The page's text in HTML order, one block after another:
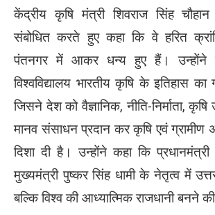
केंद्रीय कृषि मंत्री शिवराज सिंह
संबोधित करते हुए कहा कि वे हरित
पंतनगर में आकर धन्य हुए हैं। उन्होंने
विश्वविद्यालय भारतीय कृषि के इतिहास का
जिसने देश को वैज्ञानिक, नीति-निर्माता,
मानव संसाधन प्रदान कर कृषि एवं ग्रामीण
दिशा दी है। उन्होंने कहा कि प्रधानमंत्री
मुख्यमंत्री पुष्कर सिंह धामी के नेतृत्व में
बल्कि विश्व की आध्यात्मिक राजधानी बनने